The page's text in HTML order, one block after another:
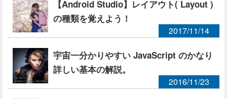
【Android Studio】レイアウト( Layout )
の種類を覚えよう！
2017/11/14
宇宙一分かりやすい JavaScript のかなり
詳しい基本の解説。
2016/11/23